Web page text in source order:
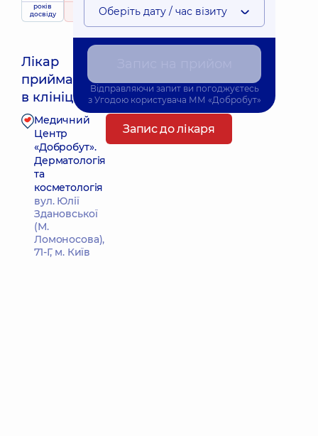
років
досвіду
рейтингна підставі
47 відгуків
Лікар
приймає
в клініці
Найближчий час прийому: Завтра о 10:00
Медичний
Центр
«Добробут».
Дерматологія
та
косметологія
вул. Юлії
Здановської
(М.
Ломоносова),
71-Г, м. Київ
Запис до лікаря
Оберіть дату / час візиту
Відправляючи запит ви погоджуєтесь
з Угодою користувача ММ «Добробут»